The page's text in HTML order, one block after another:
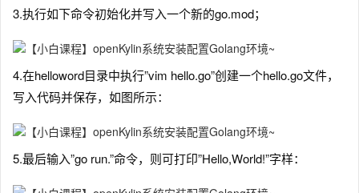
3.执行如下命令初始化并写入一个新的go.mod；
4.在helloword目录中执行”vim hello.go”创建一个hello.go文件，
写入代码并保存，如图所示：
5.最后输入”go run.”命令，则可打印”Hello,World!”字样：